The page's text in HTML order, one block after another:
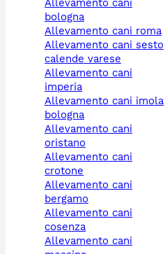
allevamento cani
bologna
allevamento cani roma
allevamento cani sesto
calende varese
allevamento cani
imperia
allevamento cani imola
bologna
allevamento cani
oristano
allevamento cani
crotone
allevamento cani
bergamo
allevamento cani
cosenza
allevamento cani